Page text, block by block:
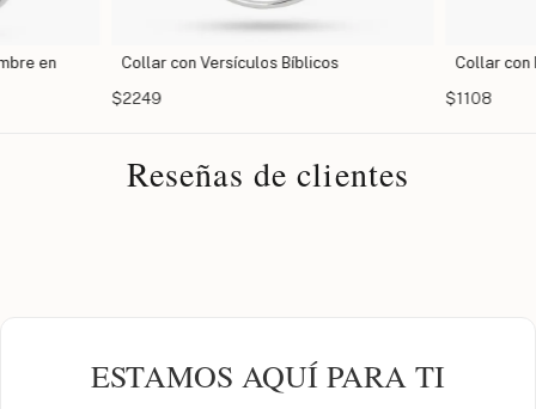
Collar con
$1108
en
Collar con Versículos Bíblicos
$2249
Reseñas de clientes
ESTAMOS AQUÍ PARA TI